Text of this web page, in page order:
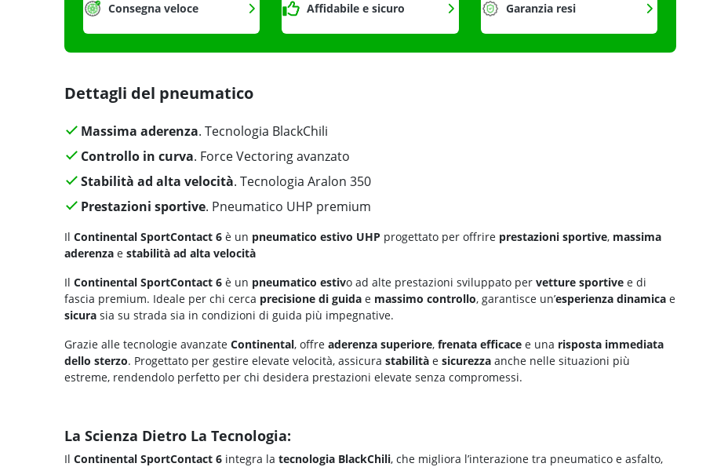
Consegna veloce Affidabile e sicuro Garanzia resi
Dettagli del pneumatico
Massima aderenza. Tecnologia BlackChili
Controllo in curva. Force Vectoring avanzato
Stabilità ad alta velocità. Tecnologia Aralon 350
Prestazioni sportive. Pneumatico UHP premium
Il Continental SportContact 6 è un pneumatico estivo UHP progettato per offrire prestazioni sportive, massima
aderenza e stabilità ad alta velocità
Il Continental SportContact 6 è un pneumatico estivo ad alte prestazioni sviluppato per vetture sportive e di
fascia premium. Ideale per chi cerca precisione di guida e massimo controllo, garantisce un’esperienza dinamica e
sicura sia su strada sia in condizioni di guida più impegnative.
Grazie alle tecnologie avanzate Continental, offre aderenza superiore, frenata efficace e una risposta immediata
dello sterzo. Progettato per gestire elevate velocità, assicura stabilità e sicurezza anche nelle situazioni più
estreme, rendendolo perfetto per chi desidera prestazioni elevate senza compromessi.
La Scienza Dietro La Tecnologia:
Il Continental SportContact 6 integra la tecnologia BlackChili, che migliora l’interazione tra pneumatico e asfalto,